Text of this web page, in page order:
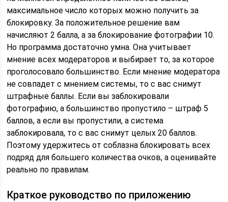
максимальное число которых можно получить за
блокировку. За положительное решение вам
начисляют 2 балла, а за блокирование фотографии 10.
Но программа достаточно умна. Она учитывает
мнение всех модераторов и выбирает то, за которое
проголосовало большинство. Если мнение модератора
не совпадет с мнением системы, то с вас снимут
штрафные баллы. Если вы заблокировали
фотографию, а большинство пропустило – штраф 5
баллов, а если вы пропустили, а система
заблокировала, то с вас снимут целых 20 баллов.
Поэтому удержитесь от соблазна блокировать всех
подряд для большего количества очков, а оценивайте
реально по правилам.
Краткое руководство по приложению